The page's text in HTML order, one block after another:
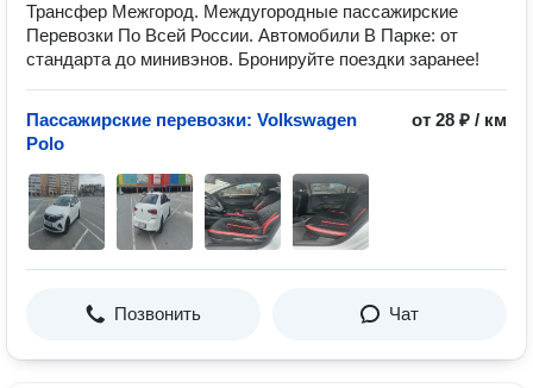
Трансфер Межгород. Междугородные пассажирские
Перевозки По Всей России. Автомобили В Парке: от
стандарта до минивэнов. Бронируйте поездки заранее!
Пассажирские перевозки: Volkswagen
Polo
от 28 ₽ / км
Позвонить Чат